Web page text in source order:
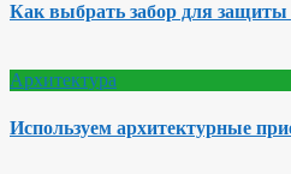
Как выбрать забор для
Архитектура
Используем архитектурные